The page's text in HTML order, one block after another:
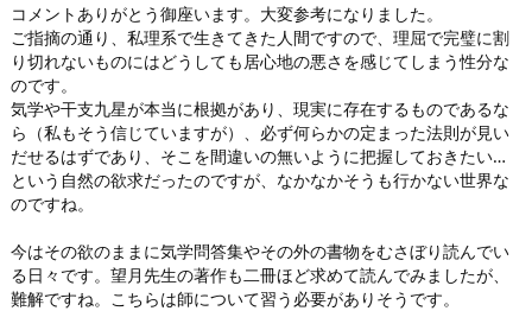
コメントありがとう御座います。大変参考になりました。
ご指摘の通り、私理系で生きてきた人間ですので、理屈で完璧に割
り切れないものにはどうしても居心地の悪さを感じてしまう性分な
のです。
気学や干支九星が本当に根拠があり、現実に存在するものであるな
ら（私もそう信じていますが）、必ず何らかの定まった法則が見い
だせるはずであり、そこを間違いの無いように把握しておきたい…
という自然の欲求だったのですが、なかなかそうも行かない世界な
のですね。
今はその欲のままに気学問答集やその外の書物をむさぼり読んでい
る日々です。望月先生の著作も二冊ほど求めて読んでみましたが、
難解ですね。こちらは師について習う必要がありそうです。